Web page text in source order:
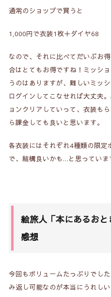
通常のショップで買うと
1,000円で衣装1枚＋ダイヤ68
なので、それに比べてだいぶお
合はとてもお得ですね！ミッシ
うのはありますが、難しいミッ
ログインしてこなせれば大丈夫
ョンクリアしていって、衣装も
ら課金しても良いと思います。
各衣装にはそれぞれ4種類の限定
で、結構良いかも…と思ってい
絵旅人「本にあるお
感想
今回もボリュームたっぷりでし
み返し可能なのが本当にうれし